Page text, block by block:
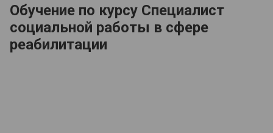
Обучение по курсу Специалист
социальной работы в сфере
реабилитации